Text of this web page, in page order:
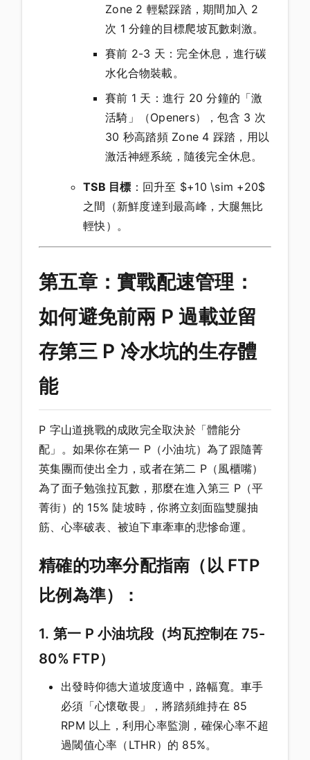
Zone 2 輕鬆踩踏，期間加入 2
次 1 分鐘的目標爬坡瓦數刺激。
賽前 2-3 天：完全休息，進行碳
水化合物裝載。
賽前 1 天：進行 20 分鐘的「激
活騎」（Openers），包含 3 次
30 秒高踏頻 Zone 4 踩踏，用以
激活神經系統，隨後完全休息。
TSB 目標 ：回升至 $+10 \sim +20$
之間（新鮮度達到最高峰，大腿無比
輕快）。
第五章：實戰配速管理：
如何避免前兩 P 過載並留
存第三 P 冷水坑的生存體
能
P 字山道挑戰的成敗完全取決於「體能分
配」。如果你在第一 P（小油坑）為了跟隨菁
英集團而使出全力，或者在第二 P（風櫃嘴）
為了面子勉強拉瓦數，那麼在進入第三 P（平
菁街）的 15% 陡坡時，你將立刻面臨雙腿抽
筋、心率破表、被迫下車牽車的悲慘命運。
精確的功率分配指南（以 FTP
比例為準）：
1. 第一 P 小油坑段（均瓦控制在 75-
80% FTP）
出發時仰德大道坡度適中，路幅寬。車手
必須「心懷敬畏」，將踏頻維持在 85
RPM 以上，利用心率監測，確保心率不超
過閾值心率（LTHR）的 85%。